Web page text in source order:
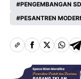
PENGEMBANGAN
PESANTREN